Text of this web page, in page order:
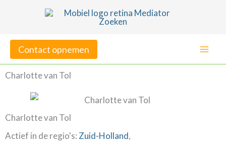
inhoudContact opnemen
Charlotte van Tol
Charlotte van Tol
Actief in de regio's: Zuid-Holland,